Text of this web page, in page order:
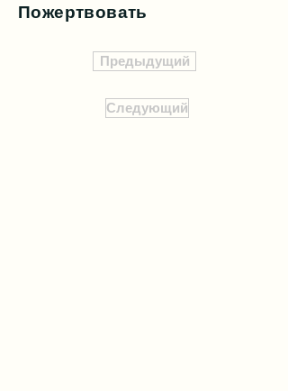
Пожертвовать
Предыдущий
Следующий